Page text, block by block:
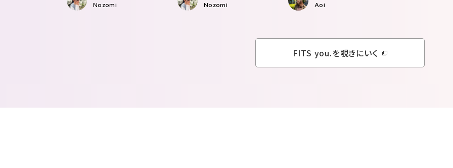
Nozomi
Nozomi
Aoi
FITS you.を覗きにいく